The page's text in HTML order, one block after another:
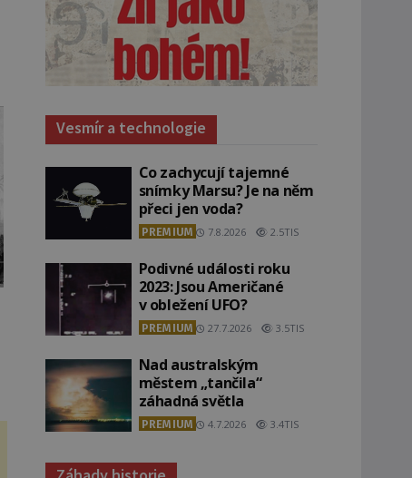
Vesmír a technologie
Co zachycují tajemné
snímky Marsu? Je na něm
přeci jen voda?
PREMIUM 7.8.2026 2.5TIS
Podivné události roku
2023: Jsou Američané
v obležení UFO?
PREMIUM 27.7.2026 3.5TIS
Nad australským
městem „tančila“
záhadná světla
PREMIUM 4.7.2026 3.4TIS